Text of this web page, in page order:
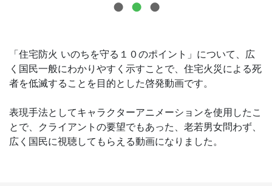
「住宅防火 いのちを守る１０のポイント」について、広
く国民一般にわかりやすく示すことで、住宅火災による死
者を低滅することを目的とした啓発動画です。
表現手法としてキャラクターアニメーションを使用したこ
とで、クライアントの要望でもあった、老若男女問わず、
広く国民に視聴してもらえる動画になりました。